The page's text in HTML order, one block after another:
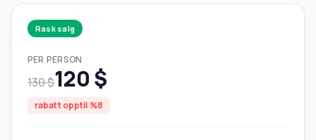
Rask salg
PER PERSON
130 $120 $
rabatt opptil %8